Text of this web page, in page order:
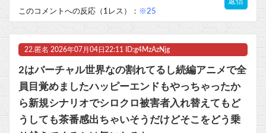
このコメントへの反応（1レス）： ※25
22. 匿名 2026年07月04日22:11 ID:g4MzAzNjg
2はバーチャル世界なの割れてるし続編アニメで全
員目覚めましたハッピーエンドもやっちゃったか
ら新規シナリオでシロクロ被害者入れ替えてもど
うしても茶番感出ちゃいそうだけどそこをどう乗